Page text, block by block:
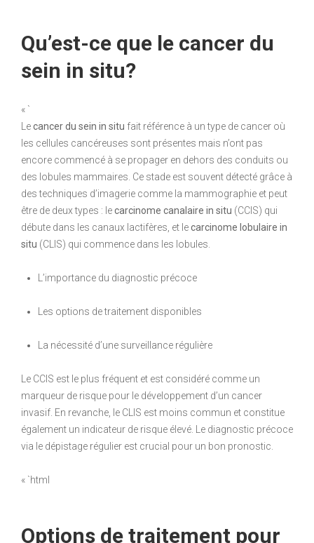
Qu’est-ce que le cancer du
sein in situ?
« `
Lecancer du sein in situ fait référence à un type de cancer où
les cellules cancéreuses sont présentes mais n’ont pas
encore commencé à se propager en dehors des conduits ou
des lobules mammaires. Ce stade est souvent détecté grâce à
des techniques d’imagerie comme la mammographie et peut
être de deux types : lecarcinome canalaire in situ (CCIS) qui
débute dans les canaux lactifères, et lecarcinome lobulaire in
situ (CLIS) qui commence dans les lobules.
L’importance du diagnostic précoce
Les options de traitement disponibles
La nécessité d’une surveillance régulière
Le CCIS est le plus fréquent et est considéré comme un
marqueur de risque pour le développement d’un cancer
invasif. En revanche, le CLIS est moins commun et constitue
également un indicateur de risque élevé. Le diagnostic précoce
via le dépistage régulier est crucial pour un bon pronostic.
« `html
Options de traitement pour